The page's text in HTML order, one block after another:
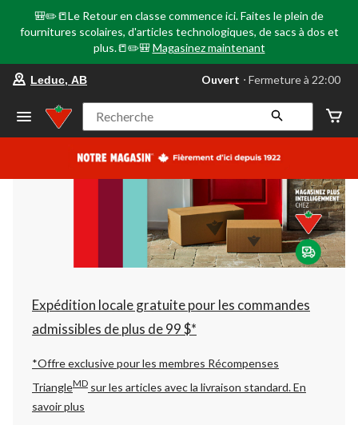
🎒✏️📒Le Retour en classe commence ici. Faites le plein de
fournitures scolaires, d'articles technologiques, de sacs à dos et
plus.📒✏️🎒 Magasinez maintenant
votre
préféré
Leduc,
AB,
courament
Fermeture
à
22:00
cliquer
pour
changer
Leduc, AB Ouvert ⋅ Fermeture à 22:00
Recherche
Expédition locale gratuite pour les commandes
admissibles de plus de 99 $*
*Offre exclusive pour les membres Récompenses
TriangleMD sur les articles avec la livraison standard.En
savoir plus